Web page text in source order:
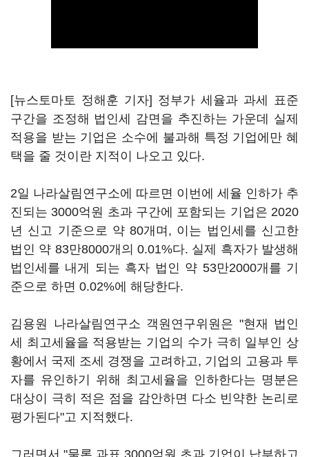
[뉴스토마토 정해훈 기자] 정부가 세율과 과세 표준
구간을 조정해 법인세 감면을 추진하는 가운데 실제
적용을 받는 기업은 소수에 불과해 특정 기업에만 혜
택을 줄 것이란 지적이 나오고 있다.
2일 나라살림연구소에 따르면 이번에 세율 인하가 추
진되는 3000억원 초과 구간에 포함되는 기업은 2020
년 신고 기준으로 약 80개며, 이는 법인세를 신고한
법인 약 83만8000개의 0.01%다. 실제 흑자가 발생해
법인세를 내게 되는 흑자 법인 약 53만2000개를 기
준으로 하면 0.02%에 해당한다.
김용원 나라살림연구소 객원연구위원은 "현재 법인
세 최고세율을 적용받는 기업의 수가 극히 일부인 상
황에서 국제 조세 경쟁을 고려하고, 기업의 고용과 투
자를 유인하기 위해 최고세율을 인하한다는 명분은
대상이 극히 적은 점을 감안하면 다소 빈약한 논리로
평가된다"고 지적했다.
그러면서 "물론 과표 3000억원 초과 기업이 납부하고